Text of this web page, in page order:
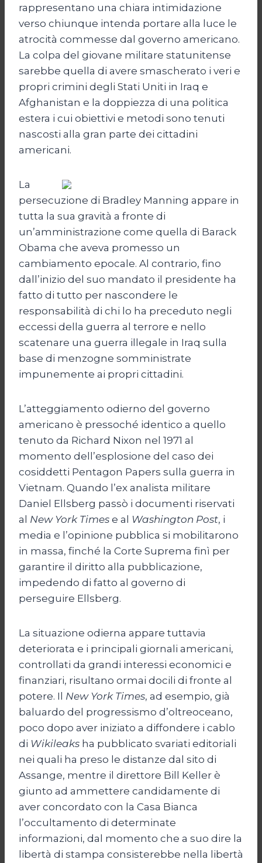
rappresentano una chiara intimidazione
verso chiunque intenda portare alla luce le
atrocità commesse dal governo americano.
La colpa del giovane militare statunitense
sarebbe quella di avere smascherato i veri e
propri crimini degli Stati Uniti in Iraq e
Afghanistan e la doppiezza di una politica
estera i cui obiettivi e metodi sono tenuti
nascosti alla gran parte dei cittadini
americani.
La
persecuzione di Bradley Manning appare in
tutta la sua gravità a fronte di
un’amministrazione come quella di Barack
Obama che aveva promesso un
cambiamento epocale. Al contrario, fino
dall’inizio del suo mandato il presidente ha
fatto di tutto per nascondere le
responsabilità di chi lo ha preceduto negli
eccessi della guerra al terrore e nello
scatenare una guerra illegale in Iraq sulla
base di menzogne somministrate
impunemente ai propri cittadini.
L’atteggiamento odierno del governo
americano è pressoché identico a quello
tenuto da Richard Nixon nel 1971 al
momento dell’esplosione del caso dei
cosiddetti Pentagon Papers sulla guerra in
Vietnam. Quando l’ex analista militare
Daniel Ellsberg passò i documenti riservati
al New York Times e al Washington Post, i
media e l’opinione pubblica si mobilitarono
in massa, finché la Corte Suprema finì per
garantire il diritto alla pubblicazione,
impedendo di fatto al governo di
perseguire Ellsberg.
La situazione odierna appare tuttavia
deteriorata e i principali giornali americani,
controllati da grandi interessi economici e
finanziari, risultano ormai docili di fronte al
potere. Il New York Times, ad esempio, già
baluardo del progressismo d’oltreoceano,
poco dopo aver iniziato a diffondere i cablo
di Wikileaks ha pubblicato svariati editoriali
nei quali ha preso le distanze dal sito di
Assange, mentre il direttore Bill Keller è
giunto ad ammettere candidamente di
aver concordato con la Casa Bianca
l’occultamento di determinate
informazioni, dal momento che a suo dire la
libertà di stampa consisterebbe nella libertà